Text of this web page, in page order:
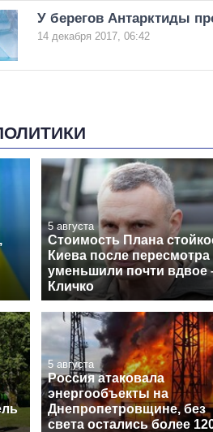
У берегов Антарктиды
14 декабря 2017, 06:42
5 августа
Стоимость Плана
Киева после пересмотра
уменьшили почти вдвое
Кличко
5 августа
Россия атаковала
энергообъекты на
Днепропетровщине, без
света остались более